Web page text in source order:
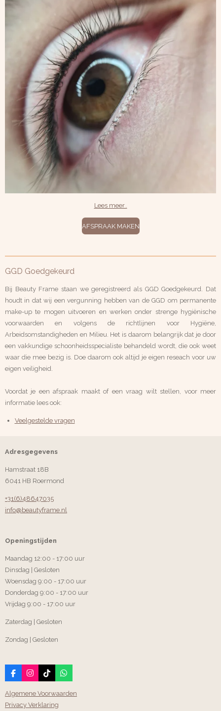
Lees meer..
AFSPRAAK MAKEN
GGD Goedgekeurd
Bij Beauty Frame staan we geregistreerd als GGD Goedgekeurd. Dat
houdt in dat wij een vergunning hebben van de GGD om permanente
make-up te mogen uitvoeren en werken onder strenge hygiënische
voorwaarden en volgens de richtlijnen voor Hygiëne,
Arbeidsomstandigheden en Milieu. Het is daarom belangrijk dat je door
een vakkundige schoonheidsspecialiste behandeld wordt, die ook weet
waar die mee bezig is. Doe daarom ook altijd je eigen reseach voor uw
eigen veiligheid.
Voordat je een afspraak maakt of een vraag wilt stellen, voor meer
informatie lees ook:
Veelgestelde vragen
Adresgegevens
Hamstraat 18B
6041 HB Roermond
+31(6)48647035
info@beautyframe.nl
Openingstijden
Maandag 12:00 - 17:00 uur
Dinsdag | Gesloten
Woensdag 9:00 - 17:00 uur
Donderdag 9:00 - 17:00 uur
Vrijdag 9:00 - 17:00 uur
Zaterdag | Gesloten
Zondag | Gesloten
F
a
c
e
b
I
n
s
t
a
T
i
k
T
o
W
h
a
t
Algemene Voorwaarden
Privacy Verklaring